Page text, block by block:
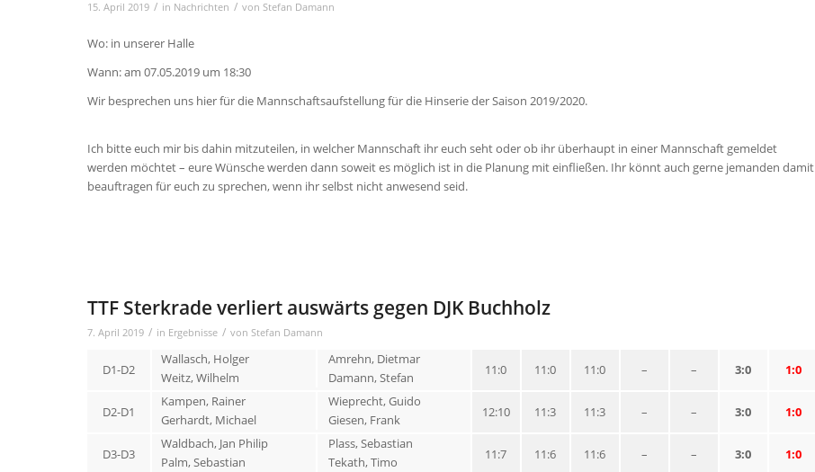
15. April 2019 / in Nachrichten / von Stefan Damann
Wo: in unserer Halle
Wann: am 07.05.2019 um 18:30
Wir besprechen uns hier für die Mannschaftsaufstellung für die Hinserie der Saison 2019/2020.
Ich bitte euch mir bis dahin mitzuteilen, in welcher Mannschaft ihr euch seht oder ob ihr überhaupt in einer Mannschaft gemeldet
werden möchtet – eure Wünsche werden dann soweit es möglich ist in die Planung mit einfließen. Ihr könnt auch gerne jemanden damit
beauftragen für euch zu sprechen, wenn ihr selbst nicht anwesend seid.
TTF Sterkrade verliert auswärts gegen DJK Buchholz
7. April 2019 / in Ergebnisse / von Stefan Damann
D1-D2
Wallasch, Holger
Weitz, Wilhelm
Amrehn, Dietmar
Damann, Stefan
–
–
11:0
11:0
11:0 3:0 1:0
D2-D1
Kampen, Rainer
Gerhardt, Michael
Wieprecht, Guido
Giesen, Frank
–
–
11:3
11:3
12:10 3:0 1:0
D3-D3
Waldbach, Jan Philip
Palm, Sebastian
Plass, Sebastian
Tekath, Timo
–
–
11:6
11:6
11:7 3:0 1:0